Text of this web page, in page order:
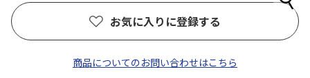
お気に入りに登録する
商品についてのお問い合わせはこちら